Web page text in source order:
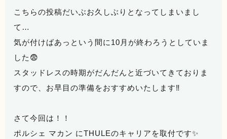
こちらの投稿だいぶお久しぶりとなってしまいまし
て…
気が付けばあっという間に10月が終わろうとしていま
した😨
スタッドレスの時期がだんだんと近づいてきておりま
すので、お早目の準備をおすすめいたします‼️
さて今回は！！
ポルシェ マカン にTHULEのキャリアを取付です✨